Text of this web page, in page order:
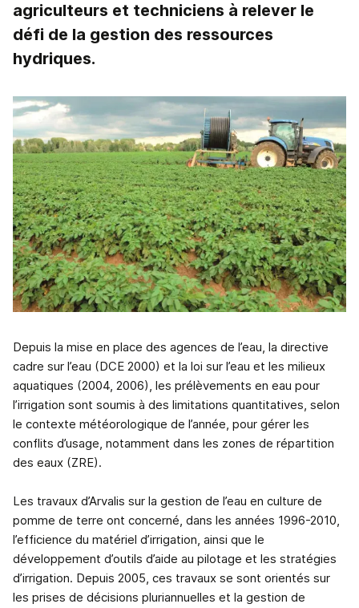
agriculteurs et techniciens à relever le
défi de la gestion des ressources
hydriques.
Depuis la mise en place des agences de l’eau, la directive
cadre sur l’eau (DCE 2000) et la loi sur l’eau et les milieux
aquatiques (2004, 2006), les prélèvements en eau pour
l’irrigation sont soumis à des limitations quantitatives, selon
le contexte météorologique de l’année, pour gérer les
conflits d’usage, notamment dans les zones de répartition
des eaux (ZRE).
Les travaux d’Arvalis sur la gestion de l’eau en culture de
pomme de terre ont concerné, dans les années 1996-2010,
l’efficience du matériel d’irrigation, ainsi que le
développement d’outils d’aide au pilotage et les stratégies
d’irrigation. Depuis 2005, ces travaux se sont orientés sur
les prises de décisions pluriannuelles et la gestion de